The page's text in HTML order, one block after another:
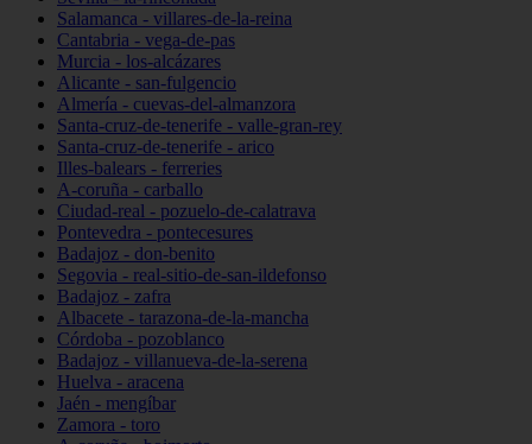
Salamanca - villares-de-la-reina
Cantabria - vega-de-pas
Murcia - los-alcázares
Alicante - san-fulgencio
Almería - cuevas-del-almanzora
Santa-cruz-de-tenerife - valle-gran-rey
Santa-cruz-de-tenerife - arico
Illes-balears - ferreries
A-coruña - carballo
Ciudad-real - pozuelo-de-calatrava
Pontevedra - pontecesures
Badajoz - don-benito
Segovia - real-sitio-de-san-ildefonso
Badajoz - zafra
Albacete - tarazona-de-la-mancha
Córdoba - pozoblanco
Badajoz - villanueva-de-la-serena
Huelva - aracena
Jaén - mengíbar
Zamora - toro